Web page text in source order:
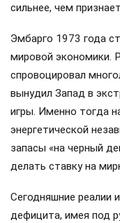
сильнее, чем
Эмбарго 1973 года
мировой экономики.
спровоцировал
вынудил Запад в
игры. Именно тогда
энергетической
запасы «на черный
делать ставку на
Сегодняшние реалии
дефицита, имея под